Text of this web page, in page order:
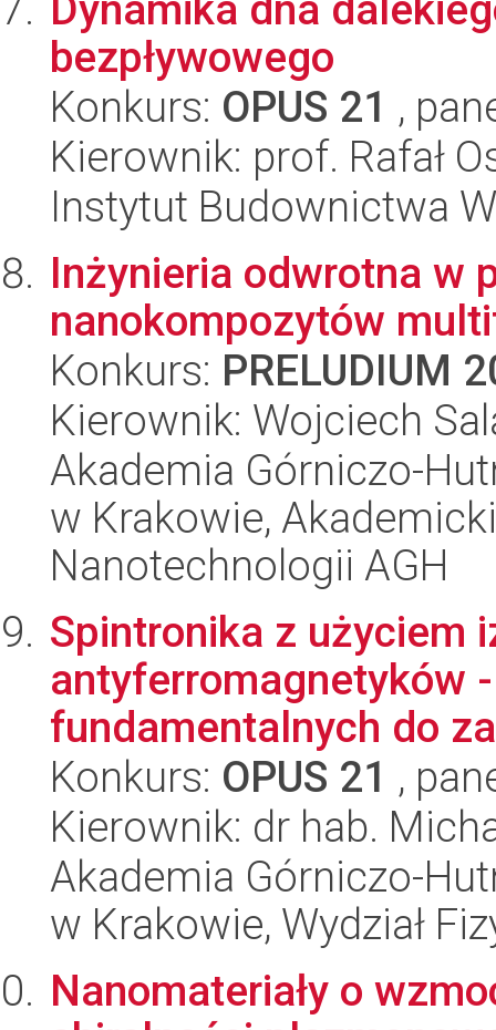
bezpływowego
Konkurs: OPUS 21 ,
Kierownik: prof. Rafał
Instytut Budownictwa
Inżynieria odwrotna w
nanokompozytów
Konkurs: PRELUDIUM
Kierownik: Wojciech
Akademia Górniczo-
w Krakowie,
Nanotechnologii AGH
Spintronika z użyciem
antyferromagnetyków
fundamentalnych do
Konkurs: OPUS 21 ,
Kierownik: dr hab.
Akademia Górniczo-
w Krakowie, Wydział
Nanomateriały o